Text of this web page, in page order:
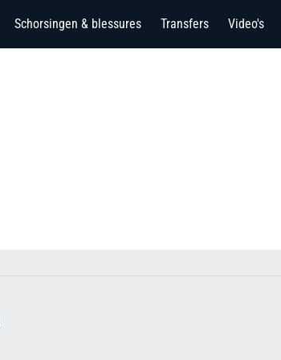
Schorsingen & blessures Transfers Video's